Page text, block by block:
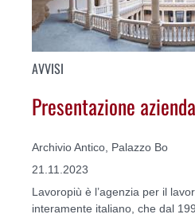
AVVISI
Presentazione
Archivio Antico, Palazzo Bo
21.11.2023
Lavoropiù è l’agenzia per il
interamente italiano, che dal